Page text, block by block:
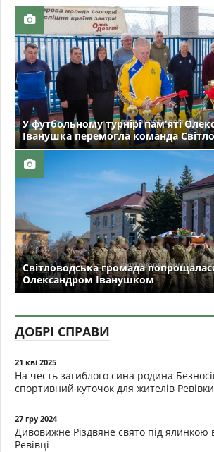
У футбольному турнірі пам'яті
Іванушка перемогла команда
Світловодська громада
Олександром Іванушком
ДОБРІ СПРАВИ
21 кві 2025
На честь загиблого сина родина
спортивний куточок для жителів Ревівки
27 гру 2024
Дивовижне Різдвяне свято під ялинкою
Ревівці